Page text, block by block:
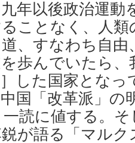
年以後政治運動
ことなく、人類
、すなわち自由
歩んでいたら
した国家となっ
国「改革派」の
読に値する。
が語る「マルク